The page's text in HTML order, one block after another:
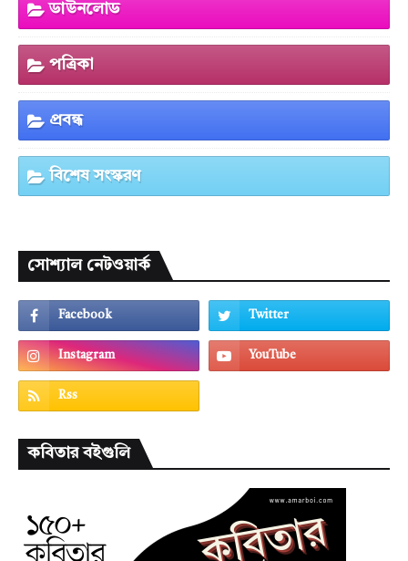
ডাউনলোড
পত্রিকা
প্রবন্ধ
বিশেষ সংস্করণ
সোশ্যাল নেটওয়ার্ক
কবিতার বইগুলি